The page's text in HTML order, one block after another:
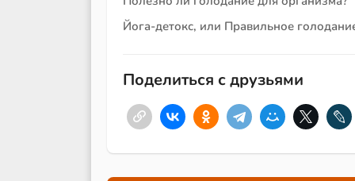
Йога-детокс, или Правильное
Поделиться с друзьями